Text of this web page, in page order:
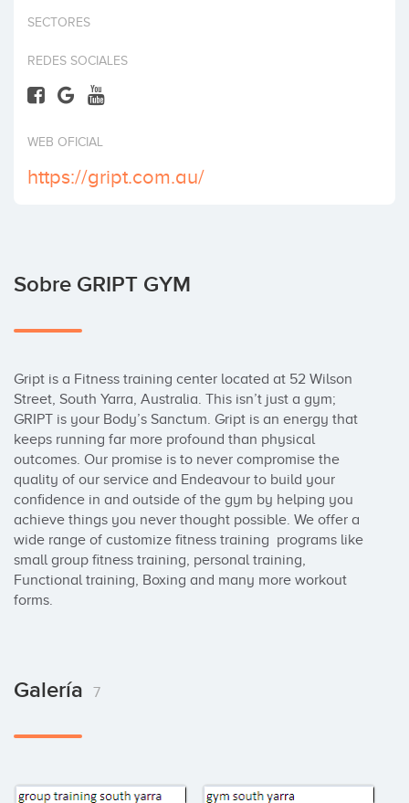
Invertir
SECTORES
REDES SOCIALES
WEB OFICIAL
https://gript.com.au/
Sobre GRIPT GYM
Gript is a Fitness training center located at 52 Wilson
Street, South Yarra, Australia. This isn’t just a gym;
GRIPT is your Body’s Sanctum. Gript is an energy that
keeps running far more profound than physical
outcomes. Our promise is to never compromise the
quality of our service and Endeavour to build your
confidence in and outside of the gym by helping you
achieve things you never thought possible. We offer a
wide range of customize fitness training  programs like
small group fitness training, personal training,
Functional training, Boxing and many more workout
forms.
Galería 7